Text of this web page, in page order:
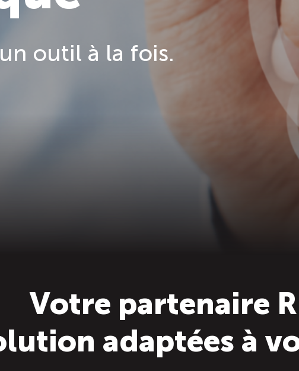
outil à la fois.
Votre partenaire
adaptées à